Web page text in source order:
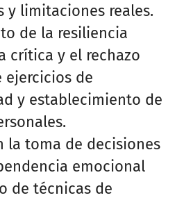
y limitaciones reales.
de la resiliencia
crítica y el rechazo
ejercicios de
y establecimiento de
la toma de decisiones
emocional
de técnicas de